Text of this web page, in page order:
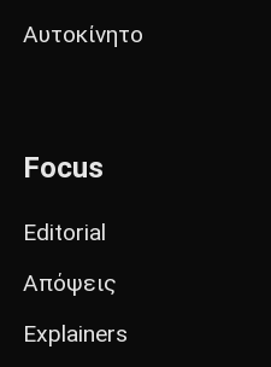
Αυτοκίνητο
Focus
Editorial
Απόψεις
Explainers